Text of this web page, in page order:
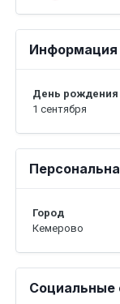
Информация
День рождения
1 сентября
Город
Кемерово
Социальные